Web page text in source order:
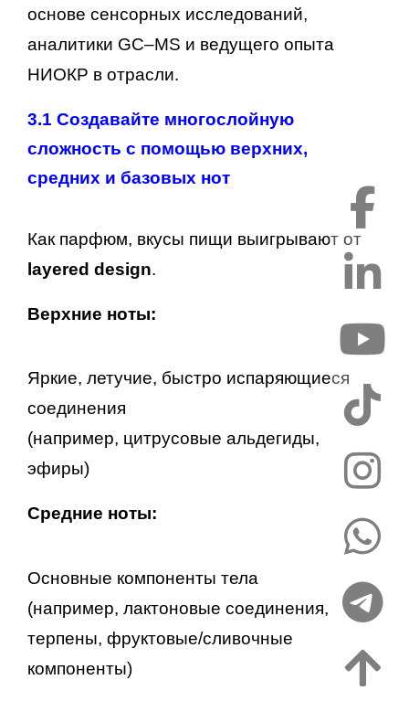
основе сенсорных исследований,
аналитики GC–MS и ведущего опыта
НИОКР в отрасли.
3.1 Создавайте многослойную
сложность с помощью верхних,
средних и базовых нот
Как парфюм, вкусы пищи выигрывают от
layered design.
Верхние ноты:
Яркие, летучие, быстро испаряющиеся
соединения
(например, цитрусовые альдегиды,
эфиры)
Средние ноты:
Основные компоненты тела
(например, лактоновые соединения,
терпены, фруктовые/сливочные
компоненты)